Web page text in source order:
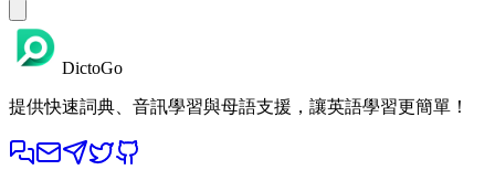
DictoGo
提供快速詞典、音訊學習與母語支援，讓英語學習更簡單！